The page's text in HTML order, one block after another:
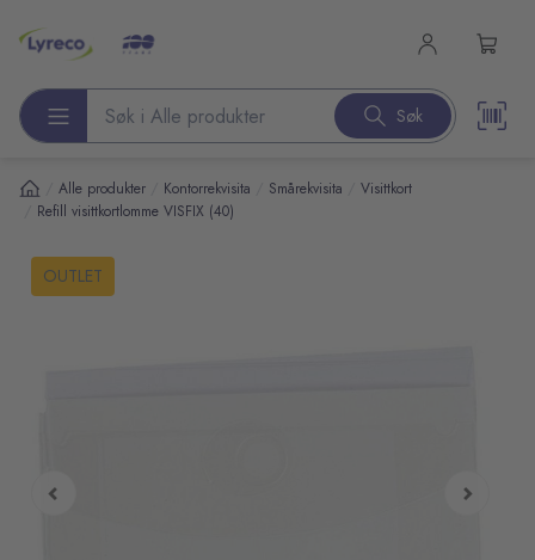
Søk etter produkter Søk
Alle produkter Kontorrekvisita Smårekvisita Visittkort
Refill visittkortlomme VISFIX (40)
over bilder
OUTLET